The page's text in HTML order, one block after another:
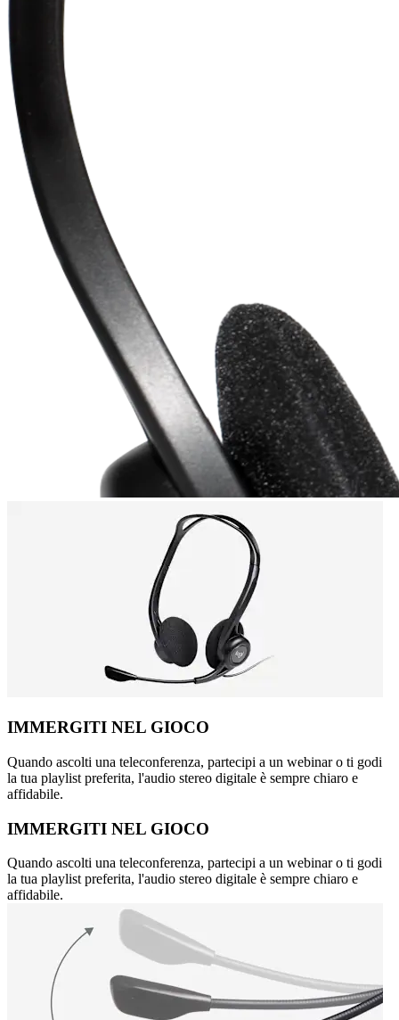
IMMERGITI NEL GIOCO
Quando ascolti una teleconferenza, partecipi a un webinar o ti godi
la tua playlist preferita, l'audio stereo digitale è sempre chiaro e
affidabile.
IMMERGITI NEL GIOCO
Quando ascolti una teleconferenza, partecipi a un webinar o ti godi
la tua playlist preferita, l'audio stereo digitale è sempre chiaro e
affidabile.